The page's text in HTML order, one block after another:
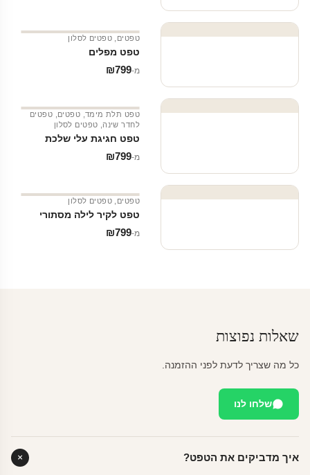
טפטים טפטים לסלון
טפט מפלים
מ‑ ₪799
טפט תלת מימד טפטים
טפטים
לחדר שינה
טפטים לסלון
טפט חגיגת עלי שלכת
מ‑ ₪799
טפטים טפטים לסלון
טפט לקיר לילה מסתורי
מ‑ ₪799
שאלות נפוצות
כל מה שצריך לדעת לפני ההזמנה.
שלחו לנו
איך מדביקים את הטפט?